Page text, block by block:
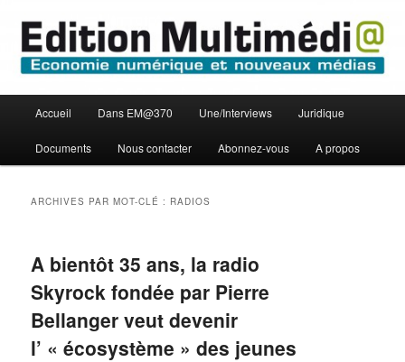
contenu
principal
contenu
secondaire
Edition Multimédi@
principal
Accueil Dans EM@370 Une/Interviews Juridique
Documents Nous contacter Abonnez-vous A propos
ARCHIVES PAR MOT-CLÉ : RADIOS
A bientôt 35 ans, la radio
Skyrock fondée par Pierre
Bellanger veut devenir
l’ « écosystème » des jeunes